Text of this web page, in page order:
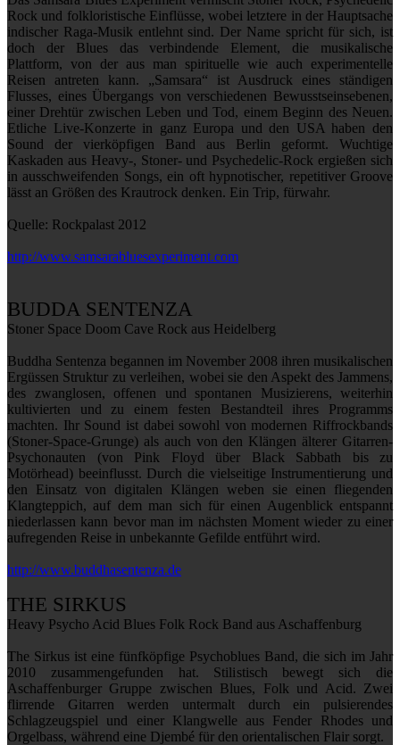
Rock und folkloristische Einflüsse, wobei letztere in der Hauptsache
indischer Raga-Musik entlehnt sind. Der Name spricht für sich, ist
doch der Blues das verbindende Element, die musikalische
Plattform, von der aus man spirituelle wie auch experimentelle
Reisen antreten kann. „Samsara“ ist Ausdruck eines ständigen
Flusses, eines Übergangs von verschiedenen Bewusstseinsebenen,
einer Drehtür zwischen Leben und Tod, einem Beginn des Neuen.
Etliche Live-Konzerte in ganz Europa und den USA haben den
Sound der vierköpfigen Band aus Berlin geformt. Wuchtige
Kaskaden aus Heavy-, Stoner- und Psychedelic-Rock ergießen sich
in ausschweifenden Songs, ein oft hypnotischer, repetitiver Groove
lässt an Größen des Krautrock denken. Ein Trip, fürwahr.
Quelle: Rockpalast 2012
http://www.samsarabluesexperiment.com
BUDDA SENTENZA
Stoner Space Doom Cave Rock aus Heidelberg
Buddha Sentenza begannen im November 2008 ihren musikalischen
Ergüssen Struktur zu verleihen, wobei sie den Aspekt des Jammens,
des zwanglosen, offenen und spontanen Musizierens, weiterhin
kultivierten und zu einem festen Bestandteil ihres Programms
machten. Ihr Sound ist dabei sowohl von modernen Riffrockbands
(Stoner-Space-Grunge) als auch von den Klängen älterer Gitarren-
Psychonauten (von Pink Floyd über Black Sabbath bis zu
Motörhead) beeinflusst. Durch die vielseitige Instrumentierung und
den Einsatz von digitalen Klängen weben sie einen fliegenden
Klangteppich, auf dem man sich für einen Augenblick entspannt
niederlassen kann bevor man im nächsten Moment wieder zu einer
aufregenden Reise in unbekannte Gefilde entführt wird.
http://www.buddhasentenza.de
THE SIRKUS
Heavy Psycho Acid Blues Folk Rock Band aus Aschaffenburg
The Sirkus ist eine fünfköpfige Psychoblues Band, die sich im Jahr
2010 zusammengefunden hat. Stilistisch bewegt sich die
Aschaffenburger Gruppe zwischen Blues, Folk und Acid. Zwei
flirrende Gitarren werden untermalt durch ein pulsierendes
Schlagzeugspiel und einer Klangwelle aus Fender Rhodes und
Orgelbass, während eine Djembé für den orientalischen Flair sorgt.